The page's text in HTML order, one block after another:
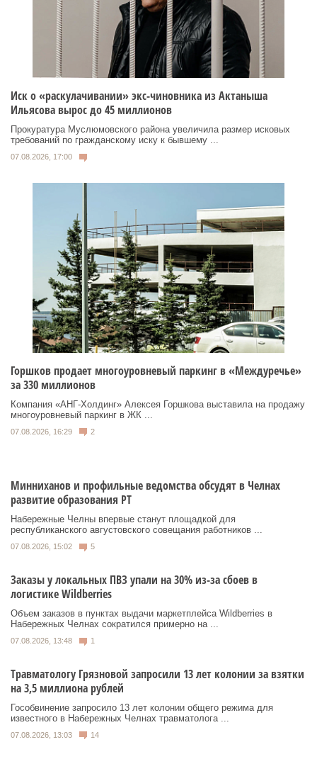
Иск о «раскулачивании» экс-чиновника из Актаныша
Ильясова вырос до 45 миллионов
Прокуратура Муслюмовского района увеличила размер исковых
требований по гражданскому иску к бывшему ...
07.08.2026, 17:00
Горшков продает многоуровневый паркинг в «Междуречье»
за 330 миллионов
Компания «АНГ-Холдинг» Алексея Горшкова выставила на продажу
многоуровневый паркинг в ЖК ...
07.08.2026, 16:29 2
Минниханов и профильные ведомства обсудят в Челнах
развитие образования РТ
Набережные Челны впервые станут площадкой для
республиканского августовского совещания работников ...
07.08.2026, 15:02 5
Заказы у локальных ПВЗ упали на 30% из-за сбоев в
логистике Wildberries
Объем заказов в пунктах выдачи маркетплейса Wildberries в
Набережных Челнах сократился примерно на ...
07.08.2026, 13:48 1
Травматологу Грязновой запросили 13 лет колонии за взятки
на 3,5 миллиона рублей
Гособвинение запросило 13 лет колонии общего режима для
известного в Набережных Челнах травматолога ...
07.08.2026, 13:03 14